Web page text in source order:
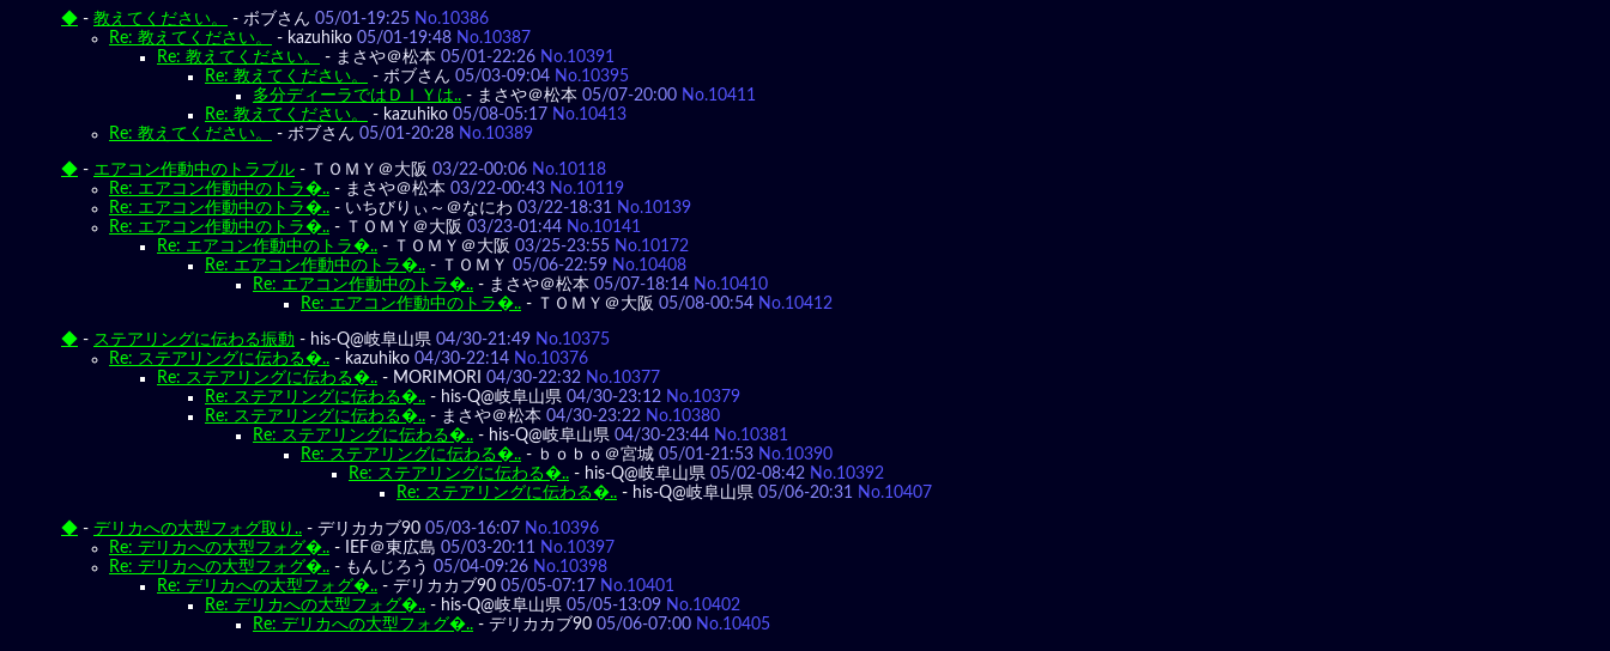
◆ - 教えてください。 - ボブさん 05/01-19:25 No.10386
Re: 教えてください。
- kazuhiko 05/01-19:48 No.10387
Re: 教えてください。
- まさや＠松本 05/01-22:26 No.10391
Re: 教えてください。
- ボブさん 05/03-09:04 No.10395
多分ディーラではＤＩＹは.. - まさや＠松本 05/07-20:00 No.10411
Re: 教えてください。
- kazuhiko 05/08-05:17 No.10413
Re: 教えてください。
- ボブさん 05/01-20:28 No.10389
◆ - エアコン作動中のトラブル - ＴＯＭＹ＠大阪 03/22-00:06 No.10118
Re: エアコン作動中のトラ�.. - まさや＠松本 03/22-00:43 No.10119
Re: エアコン作動中のトラ�.. - いちびりぃ～＠なにわ 03/22-18:31
No.10139
Re: エアコン作動中のトラ�.. - ＴＯＭＹ＠大阪 03/23-01:44 No.10141
Re: エアコン作動中のトラ�.. - ＴＯＭＹ＠大阪 03/25-23:55 No.10172
Re: エアコン作動中のトラ�.. - ＴＯＭＹ 05/06-22:59 No.10408
Re: エアコン作動中のトラ�.. - まさや＠松本 05/07-18:14 No.10410
Re: エアコン作動中のトラ�.. - ＴＯＭＹ＠大阪 05/08-00:54 No.10412
◆ - ステアリングに伝わる振動 - his-Q@岐阜山県 04/30-21:49 No.10375
Re: ステアリングに伝わる�.. - kazuhiko 04/30-22:14 No.10376
Re: ステアリングに伝わる�.. - MORIMORI 04/30-22:32 No.10377
Re: ステアリングに伝わる�.. - his-Q@岐阜山県 04/30-23:12 No.10379
Re: ステアリングに伝わる�.. - まさや＠松本 04/30-23:22 No.10380
Re: ステアリングに伝わる�.. - his-Q@岐阜山県 04/30-23:44 No.10381
Re: ステアリングに伝わる�.. - ｂｏｂｏ＠宮城 05/01-21:53 No.10390
Re: ステアリングに伝わる�.. - his-Q@岐阜山県 05/02-08:42 No.10392
Re: ステアリングに伝わる�.. - his-Q@岐阜山県 05/06-20:31 No.10407
◆ - デリカへの大型フォグ取り.. - デリカカブ90 05/03-16:07 No.10396
Re: デリカへの大型フォグ�.. - IEF＠東広島 05/03-20:11
No.10397
Re: デリカへの大型フォグ�.. - もんじろう 05/04-09:26 No.10398
Re: デリカへの大型フォグ�.. - デリカカブ90 05/05-07:17 No.10401
Re: デリカへの大型フォグ�.. - his-Q@岐阜山県 05/05-13:09 No.10402
Re: デリカへの大型フォグ�.. - デリカカブ90 05/06-07:00 No.10405